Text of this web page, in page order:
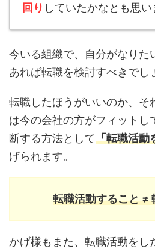
回り していたかなとも思い
今いる組織で、自分がなりた
あれば転職を検討すべきでし
転職したほうがいいのか、そ
は今の会社の方がフィットし
断する方法として「転職活動
げられます。
転職活動すること ≠
かげ様もまた、転職活動をし